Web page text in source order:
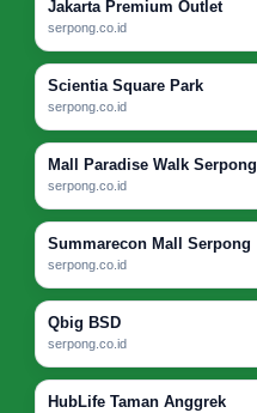
Jakarta Premium Outlet
serpong.co.id
Scientia Square Park
serpong.co.id
Mall Paradise Walk Serpong
serpong.co.id
Summarecon Mall Serpong
serpong.co.id
Qbig BSD
serpong.co.id
HubLife Taman Anggrek